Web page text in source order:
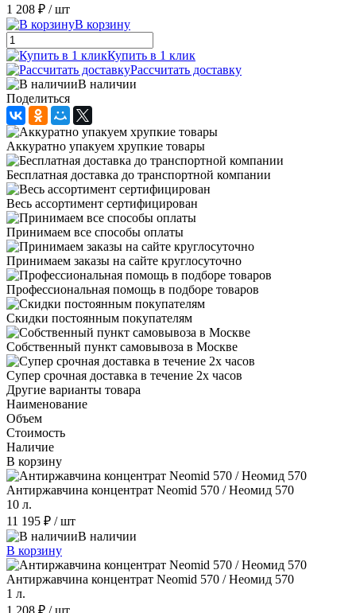
1 208 ₽ / шт
В корзину
Купить в 1 клик
Рассчитать доставку
В наличии
Поделиться
Аккуратно упакуем хрупкие товары
Бесплатная доставка до транспортной компании
Весь ассортимент сертифицирован
Принимаем все способы оплаты
Принимаем заказы на сайте круглосуточно
Профессиональная помощь в подборе товаров
Скидки постоянным покупателям
Собственный пункт самовывоза в Москве
Супер срочная доставка в течение 2х часов
Другие варианты товара
Наименование
Объем
Стоимость
Наличие
В корзину
Антиржавчина концентрат Neomid 570 / Неомид 570
10 л.
11 195 ₽ / шт
В наличии
В корзину
Антиржавчина концентрат Neomid 570 / Неомид 570
1 л.
1 208 ₽ / шт